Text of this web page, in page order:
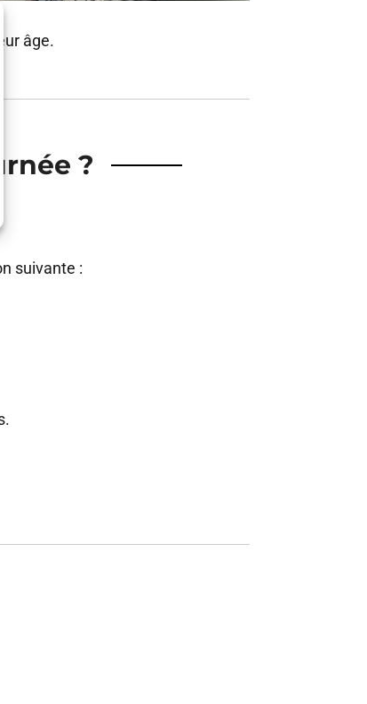
âge.
?
suivante :